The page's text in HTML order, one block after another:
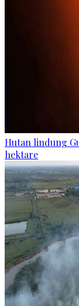
Hutan lindung
hektare